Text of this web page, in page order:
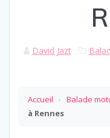
David Jazt
Accueil › Balade
à Rennes